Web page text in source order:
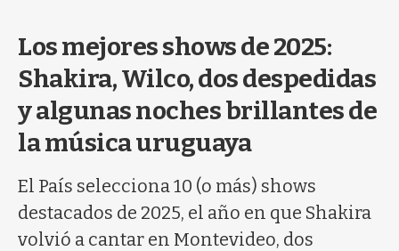
�
q
Los mejores shows de 2025:
Shakira, Wilco, dos despedidas
y algunas noches brillantes de
la música uruguaya
El País selecciona 10 (o más) shows
destacados de 2025, el año en que Shakira
volvió a cantar en Montevideo, dos